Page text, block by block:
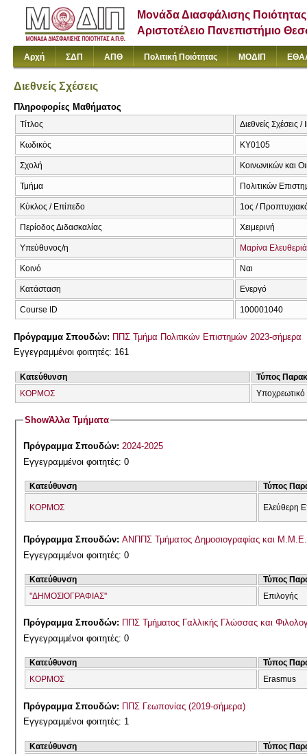
Μονάδα Διασφάλισης Ποιότητας
Αριστοτέλειο Πανεπιστήμιο
Αρχή ΣΔΠ ΑΠΘ Πολιτική Ποιότητας ΜΟΔΙΠ
Διεθνείς Σχέσεις
Πληροφορίες Μαθήματος
Τίτλος Διεθνείς
Κωδικός ΚΥ0105
Σχολή Κοινωνικών και
Τμήμα Πολιτικών
Κύκλος / Επίπεδο 1ος /
Περίοδος Διδασκαλίας Χειμερινή
Υπεύθυνος/η Μαρίνα
Κοινό Ναι
Κατάσταση Ενεργό
Course ID 100001040
Πρόγραμμα Σπουδών: ΠΠΣ Τμήμα Πολιτικών Επιστημών 2023-σήμερα
Εγγεγραμμένοι φοιτητές: 161
Κατεύθυνση
Τύπος
ΚΟΡΜΟΣ
Υποχρεωτικό
ShowΆλλα Τμήματα
Πρόγραμμα Σπουδών:2024-2025
Εγγεγραμμένοι φοιτητές: 0
Κατεύθυνση Τύπος
ΚΟΡΜΟΣ Ελεύθερη
Πρόγραμμα Σπουδών:ΑΝΠΠΣ Τμήματος Δημοσιογραφίας και
Εγγεγραμμένοι φοιτητές: 0
Κατεύθυνση
Τύπος
''ΔΗΜΟΣΙΟΓΡΑΦΙΑΣ''
Επιλογής
Πρόγραμμα Σπουδών: ΠΠΣ Τμήματος Γαλλικής Γλώσσας και
Εγγεγραμμένοι φοιτητές: 0
Κατεύθυνση
Τύπος
ΚΟΡΜΟΣ
Erasmus
Πρόγραμμα Σπουδών: ΠΠΣ Γεωπονίας (2019-σήμερα)
Εγγεγραμμένοι φοιτητές: 1
Κατεύθυνση
Τύπος